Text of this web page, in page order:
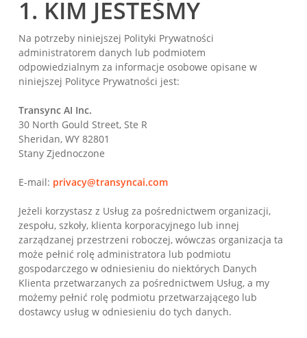
1. KIM JESTEŚMY
Na potrzeby niniejszej Polityki Prywatności
administratorem danych lub podmiotem
odpowiedzialnym za informacje osobowe opisane w
niniejszej Polityce Prywatności jest:
Transync AI Inc.
30 North Gould Street, Ste R
Sheridan, WY 82801
Stany Zjednoczone
E-mail: privacy@transyncai.com
Jeżeli korzystasz z Usług za pośrednictwem organizacji,
zespołu, szkoły, klienta korporacyjnego lub innej
zarządzanej przestrzeni roboczej, wówczas organizacja ta
może pełnić rolę administratora lub podmiotu
gospodarczego w odniesieniu do niektórych Danych
Klienta przetwarzanych za pośrednictwem Usług, a my
możemy pełnić rolę podmiotu przetwarzającego lub
dostawcy usług w odniesieniu do tych danych.